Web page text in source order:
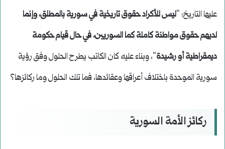
عليها التاريخ: “ليس للأكراد حقوق تاريخية في سورية بالمطلق، وإنما
لديهم حقوق مواطنة كاملة كما السوريين، في حال قيام حكومة
ديمقراطية أو رشيدة“، وبناء عليه كان الكاتب يطرح الحلول وفق رؤية
سورية الموحدة باختلاف أعراقها وعقائدها، فما تلك الحلول وما ركائزها؟
ركائز الأمة السورية